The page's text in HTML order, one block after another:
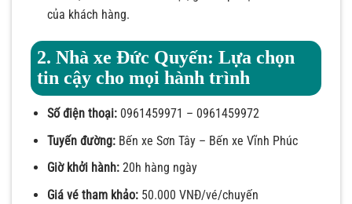
của khách hàng.
2. Nhà xe Đức Quyến: Lựa chọn
tin cậy cho mọi hành trình
Số điện thoại:0961459971 – 0961459972
Tuyến đường:Bến xe Sơn Tây – Bến xe Vĩnh Phúc
Giờ khởi hành:20h hàng ngày
Giá vé tham khảo:50.000 VNĐ/vé/chuyến